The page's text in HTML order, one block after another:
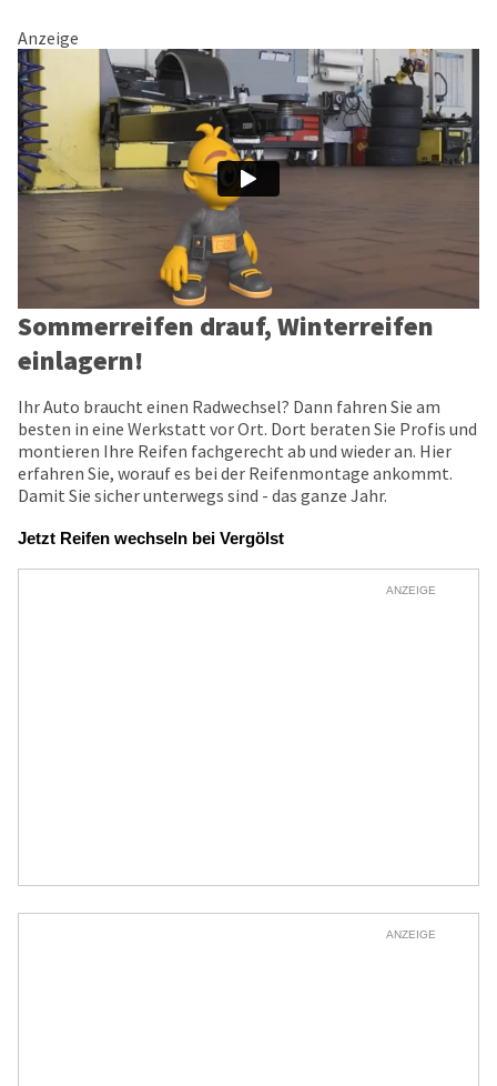
Anzeige
Sommerreifen drauf, Winterreifen
einlagern!
Ihr Auto braucht einen Radwechsel? Dann fahren Sie am
besten in eine Werkstatt vor Ort. Dort beraten Sie Profis und
montieren Ihre Reifen fachgerecht ab und wieder an. Hier
erfahren Sie, worauf es bei der Reifenmontage ankommt.
Damit Sie sicher unterwegs sind - das ganze Jahr.
Jetzt Reifen wechseln bei Vergölst
ANZEIGE
ANZEIGE